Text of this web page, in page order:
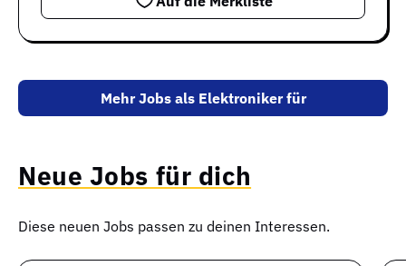
Mehr Jobs als Elektroniker für
Neue Jobs für dich
Diese neuen Jobs passen zu deinen Interessen.